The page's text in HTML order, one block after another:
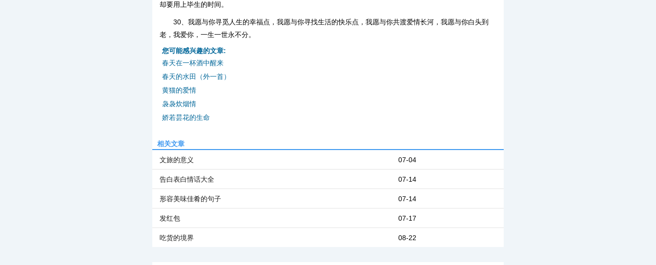
却要用上毕生的时间。
30、我愿与你寻觅人生的幸福点，我愿与你寻找生活的快乐点，我愿与你共渡爱情长河，我愿与你白头到
老，我爱你，一生一世永不分。
您可能感兴趣的文章:
春天在一杯酒中醒来
春天的水田（外一首）
黄猫的爱情
袅袅炊烟情
娇若昙花的生命
相关文章
07-04
文旅的意义
07-14
告白表白情话大全
07-14
形容美味佳肴的句子
07-17
发红包
08-22
吃货的境界